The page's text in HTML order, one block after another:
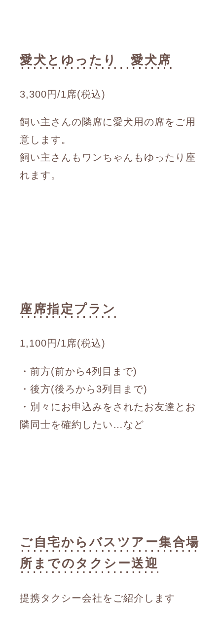
愛犬とゆったり 愛犬席
3,300円/1席(税込)
飼い主さんの隣席に愛犬用の席をご用
意します。
飼い主さんもワンちゃんもゆったり座
れます。
座席指定プラン
1,100円/1席(税込)
・前方(前から4列目まで)
・後方(後ろから3列目まで)
・別々にお申込みをされたお友達とお
隣同士を確約したい…など
ご自宅からバスツアー集合場
所までのタクシー送迎
提携タクシー会社をご紹介します